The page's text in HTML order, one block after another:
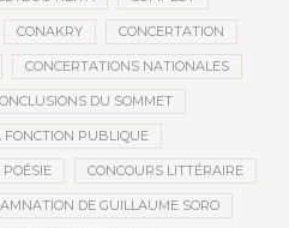
CONAKRY CONCERTATION
CONCERTATIONS NATIONALES
DU SOMMET
FONCTION PUBLIQUE
CONCOURS LITTÉRAIRE
DE GUILLAUME SORO